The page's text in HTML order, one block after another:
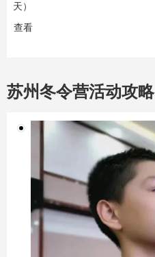
天）
查看
苏州冬令营活动攻略